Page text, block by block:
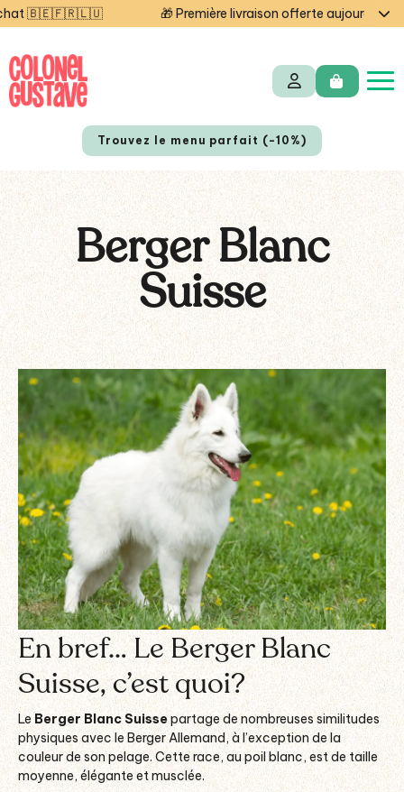
🎁 Première livraison offerte aujourd'hui — code
NL
Trouvez le menu parfait (-10%)
Berger Blanc
Suisse
En bref… Le Berger Blanc
Suisse, c’est quoi?
Le Berger Blanc Suissepartage de nombreuses similitudes
physiques avec le Berger Allemand, à l’exception de la
couleur de son pelage. Cette race, au poil blanc, est de taille
moyenne, élégante et musclée.